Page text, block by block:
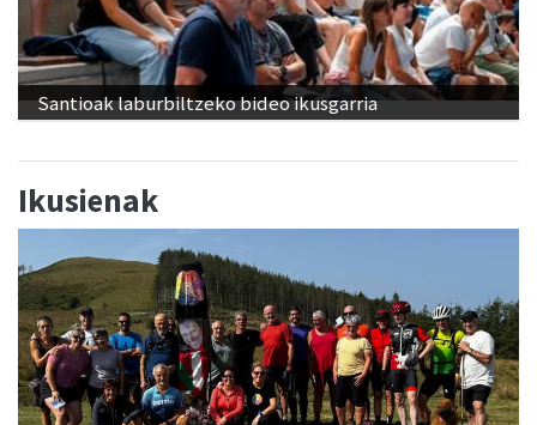
Santioak laburbiltzeko bideo ikusgarria
Ikusienak